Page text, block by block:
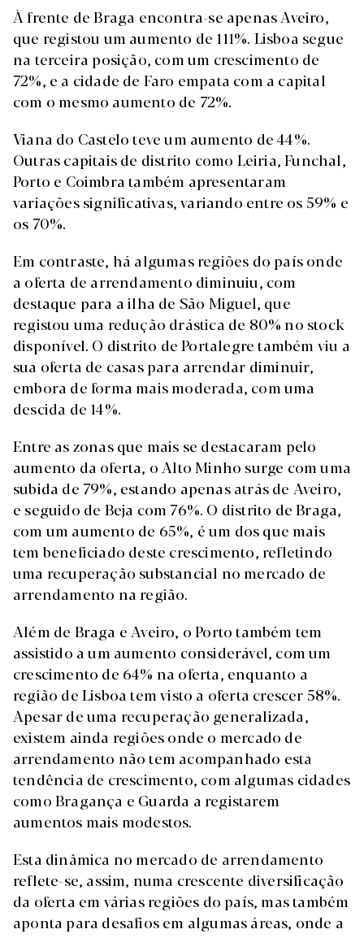
À frente de Braga encontra-se apenas Aveiro,
que registou um aumento de 111%. Lisboa segue
na terceira posição, com um crescimento de
72%, e a cidade de Faro empata com a capital
com o mesmo aumento de 72%.
Viana do Castelo teve um aumento de 44%.
Outras capitais de distrito como Leiria, Funchal,
Porto e Coimbra também apresentaram
variações significativas, variando entre os 59% e
os 70%.
Em contraste, há algumas regiões do país onde
a oferta de arrendamento diminuiu, com
destaque para a ilha de São Miguel, que
registou uma redução drástica de 80% no stock
disponível. O distrito de Portalegre também viu a
sua oferta de casas para arrendar diminuir,
embora de forma mais moderada, com uma
descida de 14%.
Entre as zonas que mais se destacaram pelo
aumento da oferta, o Alto Minho surge com uma
subida de 79%, estando apenas atrás de Aveiro,
e seguido de Beja com 76%. O distrito de Braga,
com um aumento de 65%, é um dos que mais
tem beneficiado deste crescimento, refletindo
uma recuperação substancial no mercado de
arrendamento na região.
Além de Braga e Aveiro, o Porto também tem
assistido a um aumento considerável, com um
crescimento de 64% na oferta, enquanto a
região de Lisboa tem visto a oferta crescer 58%.
Apesar de uma recuperação generalizada,
existem ainda regiões onde o mercado de
arrendamento não tem acompanhado esta
tendência de crescimento, com algumas cidades
como Bragança e Guarda a registarem
aumentos mais modestos.
Esta dinâmica no mercado de arrendamento
reflete-se, assim, numa crescente diversificação
da oferta em várias regiões do país, mas também
aponta para desafios em algumas áreas, onde a